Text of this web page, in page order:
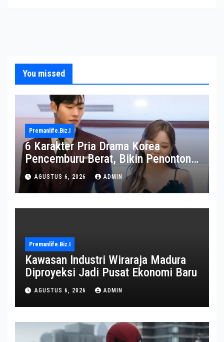
You missed
Premanlife.biz.i
6 Karakter Pria Drama Korea
Pencemburu Berat, Bikin Penonton
Gemas
AGUSTUS 6, 2026 ADMIN
Premanlife.biz.i
Kawasan Industri Wiraraja Madura
Diproyeksi Jadi Pusat Ekonomi Baru
AGUSTUS 6, 2026 ADMIN